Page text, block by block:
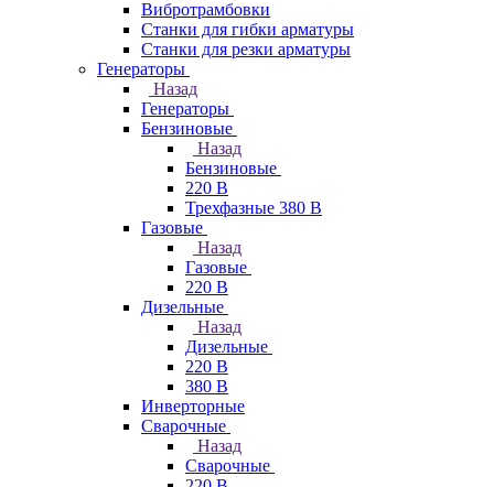
Вибротрамбовки
Станки для гибки арматуры
Станки для резки арматуры
Генераторы
Назад
Генераторы
Бензиновые
Назад
Бензиновые
220 В
Трехфазные 380 В
Газовые
Назад
Газовые
220 В
Дизельные
Назад
Дизельные
220 В
380 В
Инверторные
Сварочные
Назад
Сварочные